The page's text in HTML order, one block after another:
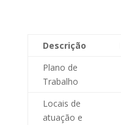
Descrição
Plano de
Trabalho
Locais de
atuação e